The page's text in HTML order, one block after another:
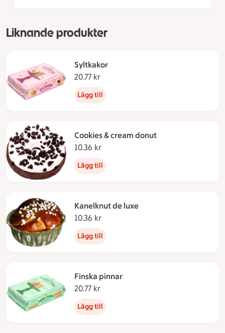
Liknande produkter
Syltkakor
20.77 kr
Lägg till
Cookies & cream donut
10.36 kr
Lägg till
Kanelknut de luxe
10.36 kr
Lägg till
Finska pinnar
20.77 kr
Lägg till